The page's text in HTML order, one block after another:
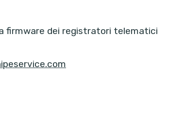
firmware dei registratori telematici